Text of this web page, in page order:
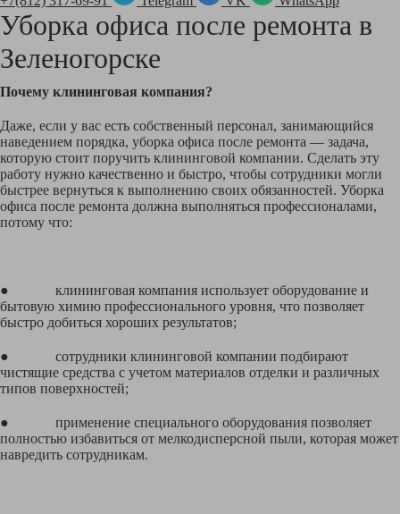
Уборка офиса после ремонта в
Зеленогорске
Почему клининговая компания?
Даже, если у вас есть собственный персонал, занимающийся
наведением порядка, уборка офиса после ремонта — задача,
которую стоит поручить клининговой компании. Сделать эту
работу нужно качественно и быстро, чтобы сотрудники могли
быстрее вернуться к выполнению своих обязанностей. Уборка
офиса после ремонта должна выполняться профессионалами,
потому что:
● клининговая компания использует оборудование и
бытовую химию профессионального уровня, что позволяет
быстро добиться хороших результатов;
● сотрудники клининговой компании подбирают
чистящие средства с учетом материалов отделки и различных
типов поверхностей;
● применение специального оборудования позволяет
полностью избавиться от мелкодисперсной пыли, которая может
навредить сотрудникам.